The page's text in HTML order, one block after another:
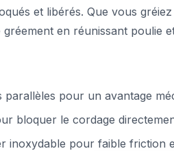
et libérés. Que vous
en réunissant poulie
pour un avantage
bloquer le cordage
inoxydable pour faible friction